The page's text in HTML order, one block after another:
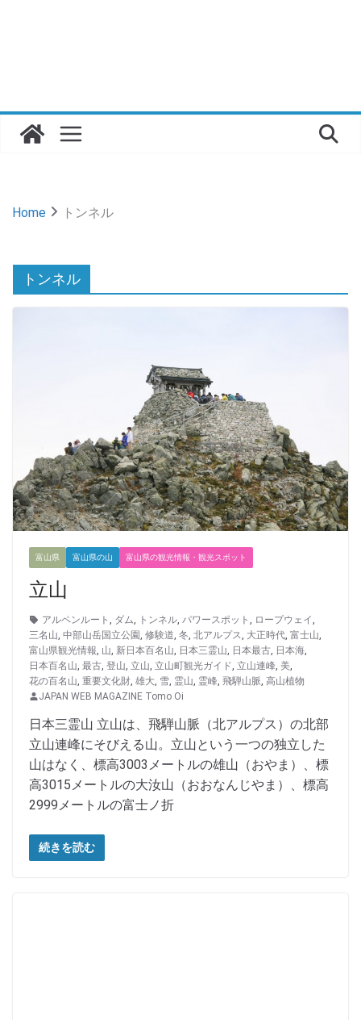
Home トンネル
トンネル
富山県 富山県の山 富山県の観光情報・観光スポット
立山
アルペンルート , ダム, トンネル, パワースポット , ロープウェイ,
三名山, 中部山岳国立公園, 修験道, 冬, 北アルプス, 大正時代, 富士山,
富山県観光情報, 山, 新日本百名山, 日本三霊山, 日本最古, 日本海,
日本百名山, 最古, 登山, 立山, 立山町観光ガイド, 立山連峰, 美,
花の百名山, 重要文化財, 雄大, 雪, 霊山, 霊峰, 飛騨山脈, 高山植物
JAPAN WEB MAGAZINE Tomo Oi
日本三霊山 立山は、飛騨山脈（北アルプス）の北部
立山連峰にそびえる山。立山という一つの独立した
山はなく、標高3003メートルの雄山（おやま）、標
高3015メートルの大汝山（おおなんじやま）、標高
2999メートルの富士ノ折
続きを読む